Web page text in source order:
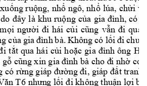
xuống ruộng, nhổ ngô, nhổ lúa, chửi
do đây là khu ruộng của gia đình, có
mọi người đi hái củi cũng vẫn đi qua
của gia đình bà. Không có lối đi
tắt qua hái củi hoặc gia đình ông Hà
gỗ cũng xin gia đình bà cho đi nhờ
có rừng giáp đường đi, giáp đất tranh
T6 nhưng lối đi không thuận lợi b